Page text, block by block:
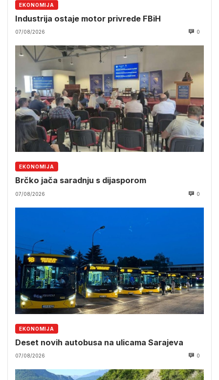
EKONOMIJA
Industrija ostaje motor privrede FBiH
07/08/2026 0
EKONOMIJA
Brčko jača saradnju s dijasporom
07/08/2026 0
EKONOMIJA
Deset novih autobusa na ulicama Sarajeva
07/08/2026 0